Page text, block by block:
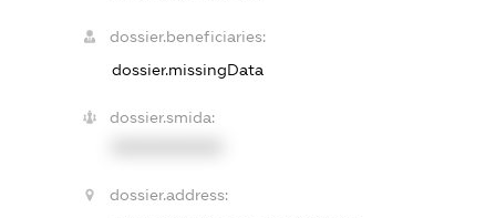
dossier.beneficiaries:
dossier.missingData
dossier.smida:
dossier.address: